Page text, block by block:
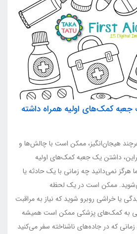
کمک‌های اولیه همراه داشته
هیجان‌انگیز، ممکن است با چالش‌ها و
داشتن یک جعبه کمک‌های اولیه
نمی‌دانید چه زمانی با یک حادثه یا
ممکن است در یک لحظه
یا خراشی روبرو شوید که نیاز به مراقبت
به کمک‌های پزشکی ممکن است همیشه
که در جاده‌های ناشناخته سفر می‌کنید